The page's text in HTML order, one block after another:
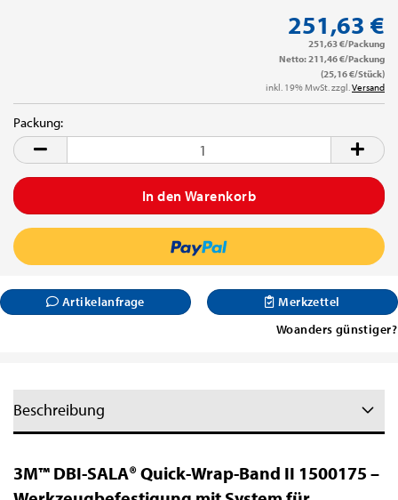
251,63 €
251,63 €/Packung
Netto: 211,46 €/Packung
(25,16 €/Stück)
inkl. 19% MwSt. zzgl.Versand
Packung:
Packung
Artikelanfrage
Merkzettel
Woanders günstiger?
Beschreibung
3M™ DBI-SALA® Quick-Wrap-Band II 1500175 –